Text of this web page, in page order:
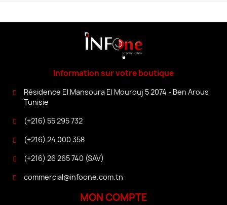
Information sur votre boutique
Résidence El Mansoura El Mourouj 5 2074 - Ben Arous
Tunisie
(+216) 55 295 732
(+216) 24 000 358
(+216) 26 265 740 (SAV)
commercial@infoone.com.tn
MON COMPTE